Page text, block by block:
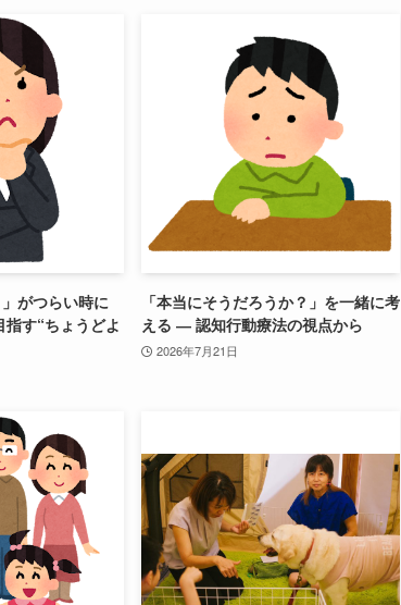
がつらい時に
す“ちょうどよ
「本当にそうだろうか？」を一緒に考
える ― 認知行動療法の視点から
2026年7月21日